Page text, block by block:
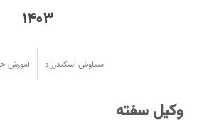
1403
سیاوش اسکندرزاد آموزش
وکیل سفته